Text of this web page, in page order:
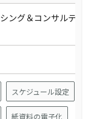
ング＆コンサルティ
スケジュール設定
紙資料の電子化